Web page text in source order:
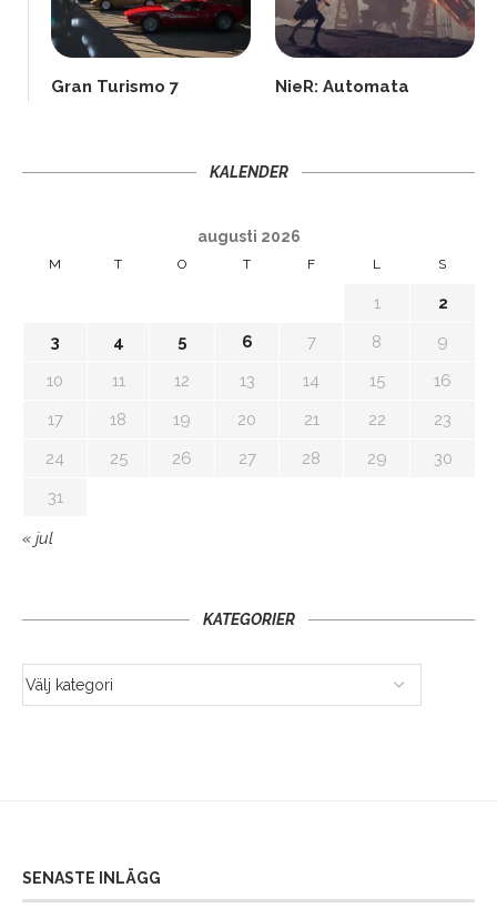
Gran Turismo 7 NieR: Automata
KALENDER
augusti 2026
M T O T F L S
1
2
3
4 5 6 7 8
9
10
11 12 13 14 15
16
17
18 19 20 21 22
23
24
25 26 27 28 29
30
31
« jul
KATEGORIER
SENASTE INLÄGG